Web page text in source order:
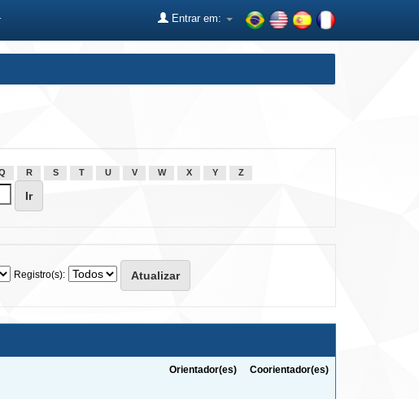
Entrar em:
R S T U V W X Y Z
Registro(s):
Orientador(es) Coorientador(es)